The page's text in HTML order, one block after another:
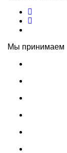
Мы принимаем